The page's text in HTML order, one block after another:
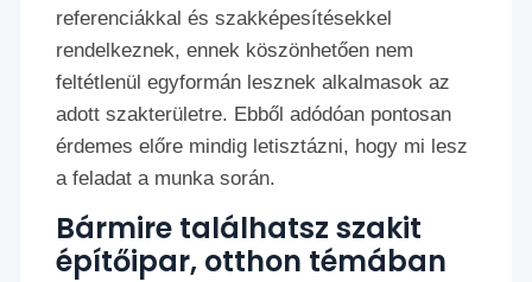
referenciákkal és szakképesítésekkel
rendelkeznek, ennek köszönhetően nem
feltétlenül egyformán lesznek alkalmasok az
adott szakterületre. Ebből adódóan pontosan
érdemes előre mindig letisztázni, hogy mi lesz
a feladat a munka során.
Bármire találhatsz szakit
építőipar, otthon témában